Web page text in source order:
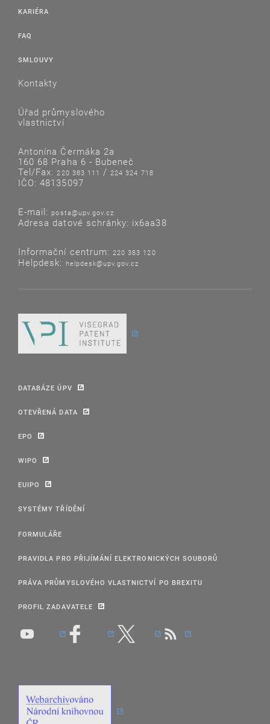
KARIÉRA
FAQ
SMLOUVY
Kontakty
Úřad průmyslového
vlastnictví
Antonína Čermáka 2a
160 68 Praha 6 - Bubeneč
Tel/Fax:220 383 111 /224 324 718
IČO: 48135097
E-mail: posta@upv.gov.cz
Adresa datové schránky: ix6aa38
Informační centrum: 220 383 120
Helpdesk: helpdesk@upv.gov.cz
DATABÁZE ÚPV
OTEVŘENÁ DATA
EPO
WIPO
EUIPO
SYSTÉMY TŘÍDĚNÍ
FORMULÁŘE
PRAVIDLA PRO PŘIJÍMÁNÍ ELEKTRONICKÝCH SOUBORŮ
PRÁVA PRŮMYSLOVÉHO VLASTNICTVÍ PO BREXITU
PROFIL ZADAVATELE